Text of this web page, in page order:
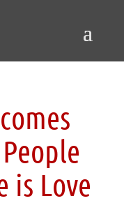
is Love